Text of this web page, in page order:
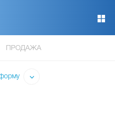
ПРОДАЖА
форму